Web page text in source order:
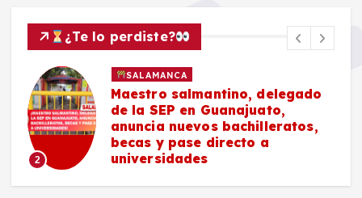
¿Te lo perdiste?
2
SALAMANCA
Maestro salmantino, delegado
de la SEP en Guanajuato,
anuncia nuevos bachilleratos,
becas y pase directo a
universidades